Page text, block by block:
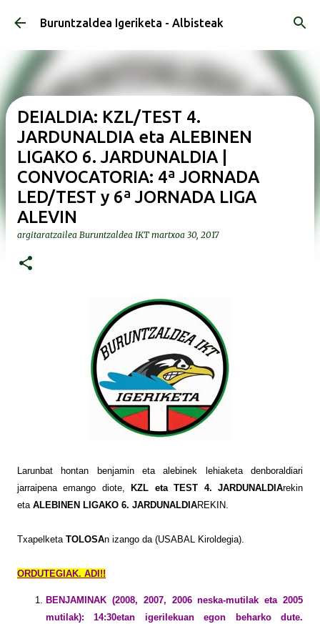
Saltatu eta joan eduki nagusira
Buruntzaldea Igeriketa - Albisteak
DEIALDIA: KZL/TEST 4.
JARDUNALDIA eta ALEBINEN
LIGAKO 6. JARDUNALDIA |
CONVOCATORIA: 4ª JORNADA
LED/TEST y 6ª JORNADA LIGA
ALEVIN
argitaratzailea Buruntzaldea IKT martxoa 30, 2017
Larunbat hontan benjamin eta alebinek lehiaketa denboraldiari
jarraipena emango diote,
KZL eta TEST 4. JARDUNALDIArekin
eta ALEBINEN LIGAKO 6. JARDUNALDIAREKIN.
Txapelketa TOLOSAn izango da (USABAL Kiroldegia).
ORDUTEGIAK. ADI!!
BENJAMINAK (2008, 2007, 2006 neska-mutilak eta 2005
mutilak): 14:30etan igerilekuan egon beharko dute.